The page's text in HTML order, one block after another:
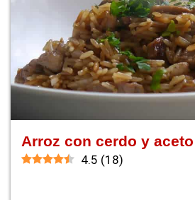
Arroz con cerdo y
4.5 (18)